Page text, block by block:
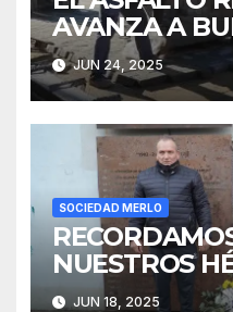
AVANZA A
PARQUE
JUN 24, 2025
SOCIEDAD MERLO
NUESTROS
MALVINAS
JUN 18, 2025